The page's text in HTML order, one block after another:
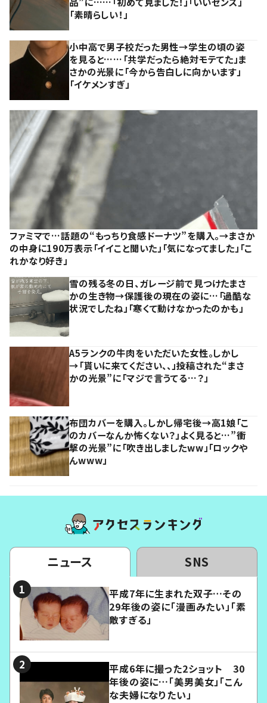
「素晴らしい！」
小中高で男子校だった男性→学生の頃の姿
を見ると……「共学だったら絶対モテてた」ま
さかの光景に「今から告白しに向かいます」
「イケメンすぎ」
ファミマで…話題の“もっちり食感ドーナツ”を購入。→まさか
の中身に190万表示「イイこと聞いた」「気になってました」「こ
れかなり好き」
雪の残る冬の日、ガレージ前で見つけたまさ
かの生き物→保護後の現在の姿に…「過酷な
状況でしたね」「寒くて動けなかったのかも」
A5ランクの牛肉をいただいた女性。しかし
→「貰いに来てください、、」投稿された“まさ
かの光景”に「マジで言うてる…？」
布団カバーを購入。しかし帰宅後→高1娘「こ
のカバーなんか怖くない？」よく見ると…”衝
撃の光景”に「吹き出しましたww」「ロックや
んwww」
ニュース SNS
平成7年に生まれた双子…その
29年後の姿に「漫画みたい」「素
敵すぎる」
平成6年に撮った2ショット 30
年後の姿に…「美男美女」「こん
な夫婦になりたい」